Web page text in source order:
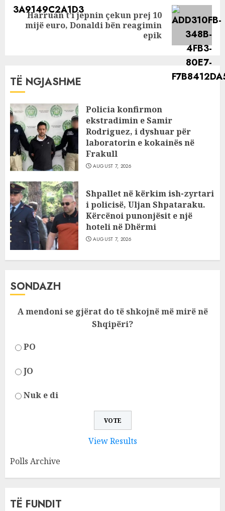
Next
Harruan t’i jepnin çekun prej 10
mijë euro, Donaldi bën reagimin
epik
TË NGJASHME
Policia konfirmon
ekstradimin e Samir
Rodriguez, i dyshuar për
laboratorin e kokainës në
Frakull
AUGUST 7, 2026
Shpallet në kërkim ish-zyrtari
i policisë, Uljan Shpataraku.
Kërcënoi punonjësit e një
hoteli në Dhërmi
AUGUST 7, 2026
SONDAZH
A mendoni se gjërat do të shkojnë më mirë në
Shqipëri?
PO
JO
Nuk e di
View Results
Polls Archive
TË FUNDIT